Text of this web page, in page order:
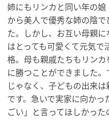
姉にもリンカと同い年の
から美人で優秀な姉の陰
た。しかし、お互い母親
はとっても可愛くて元気
格。母も親戚たちもリン
に勝つことができました
じゃなく、子どもの出来
です。急いで実家に向か
ごい」と言ってほしかった